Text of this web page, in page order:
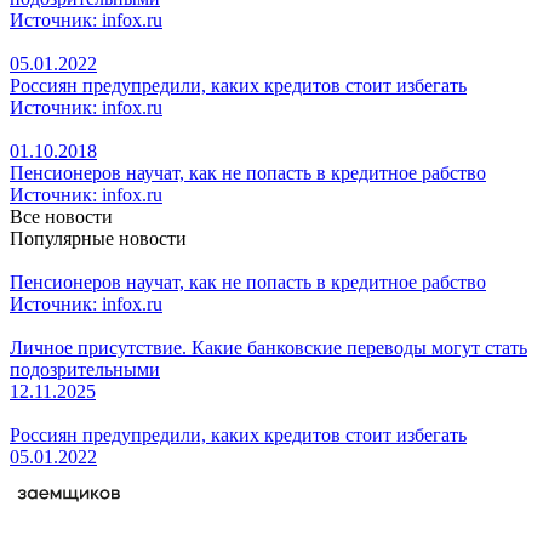
Источник: infox.ru
05.01.2022
Россиян предупредили, каких кредитов стоит избегать
Источник: infox.ru
01.10.2018
Пенсионеров научат, как не попасть в кредитное рабство
Источник: infox.ru
Все новости
Популярные новости
Пенсионеров научат, как не попасть в кредитное рабство
Источник: infox.ru
Личное присутствие. Какие банковские переводы могут стать
подозрительными
12.11.2025
Россиян предупредили, каких кредитов стоит избегать
05.01.2022